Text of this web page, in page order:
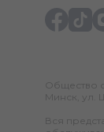
Общество
Минск, ул.
Вся